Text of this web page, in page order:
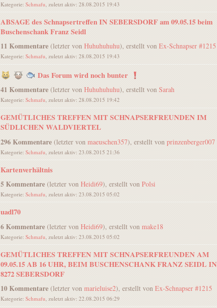
Kategorie: Schmafu, zuletzt aktiv: 28.08.2015 19:43
ABSAGE des Schnapsertreffen IN SEBERSDORF am 09.05.15 beim
Buschenschank Franz Seidl
11 Kommentare(letzter von Huhuhuhuhu), erstellt von Ex-Schnapser #1215
Kategorie: Schmafu, zuletzt aktiv: 28.08.2015 19:43
Das Forum wird noch bunter
41 Kommentare(letzter von Huhuhuhuhu), erstellt von Sarah
Kategorie: Schmafu, zuletzt aktiv: 28.08.2015 19:42
GEMÜTLICHES TREFFEN MIT SCHNAPSERFREUNDEN IM
SÜDLICHEN WALDVIERTEL
296 Kommentare(letzter von maeuschen357), erstellt von prinzenberger007
Kategorie: Schmafu , zuletzt aktiv: 23.08.2015 21:36
Kartenverhältnis
5 Kommentare(letzter von Heidi69), erstellt von Polsi
Kategorie: Schmafu, zuletzt aktiv: 23.08.2015 05:02
uadl70
6 Kommentare(letzter von Heidi69), erstellt von make18
Kategorie: Schmafu , zuletzt aktiv: 23.08.2015 05:02
GEMÜTLICHES TREFFEN MIT SCHNAPSERFREUNDEN AM
09.05.15 AB 16 UHR, BEIM BUSCHENSCHANK FRANZ SEIDL IN
8272 SEBERSDORF
10 Kommentare(letzter von marieluise2), erstellt von Ex-Schnapser #1215
Kategorie: Schmafu , zuletzt aktiv: 22.08.2015 06:29